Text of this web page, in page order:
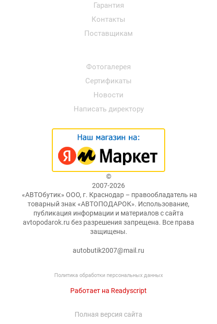
Гарантия
Контакты
Поставщикам
Фотогалерея
Сертификаты
Новости
Написать директору
©
2007-2026
«АВТОбутик» ООО, г. Краснодар – правообладатель на
товарный знак «АВТОПОДАРОК». Использование,
публикация информации и материалов с сайта
avtopodarok.ru без разрешения запрещена. Все права
защищены.
autobutik2007@mail.ru
Политика обработки персональных данных
Работает на Readyscript
Полная версия сайта